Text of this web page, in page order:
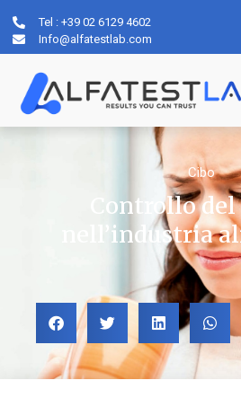
Tel : +39 02 6129 4602
Info@alfatestlab.com
Cibo
Controllo
nell’industria